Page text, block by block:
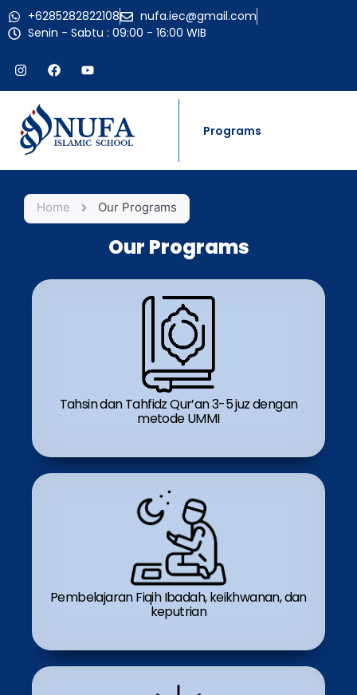
+6285282822108
nufa.iec@gmail.com
Senin - Sabtu : 09:00 - 16:00 WIB
Programs
Home Our Programs
Our Programs
Tahsin dan Tahfidz Qur’an 3-5 juz dengan
metode UMMI
Pembelajaran Fiqih Ibadah, keikhwanan, dan
keputrian